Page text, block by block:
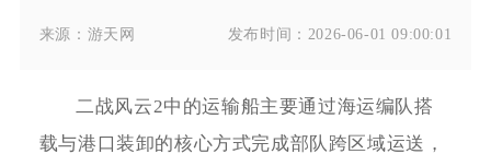
来源： 游天网 发布时间： 2026-06-01 09:00:01
二战风云2中的运输船主要通过海运编队搭
载与港口装卸的核心方式完成部队跨区域运送，